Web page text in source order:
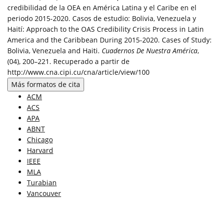
credibilidad de la OEA en América Latina y el Caribe en el
periodo 2015-2020. Casos de estudio: Bolivia, Venezuela y
Haití: Approach to the OAS Credibility Crisis Process in Latin
America and the Caribbean During 2015-2020. Cases of Study:
Bolivia, Venezuela and Haiti. Cuadernos De Nuestra América,
(04), 200–221. Recuperado a partir de
http://www.cna.cipi.cu/cna/article/view/100
Más formatos de cita
ACM
ACS
APA
ABNT
Chicago
Harvard
IEEE
MLA
Turabian
Vancouver